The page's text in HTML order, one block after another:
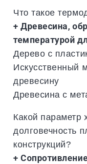
Что такое
+ Древесина,
температурой
Дерево с
Искусственный
древесину
Древесина с
Какой параметр
долговечность
конструкций?
+